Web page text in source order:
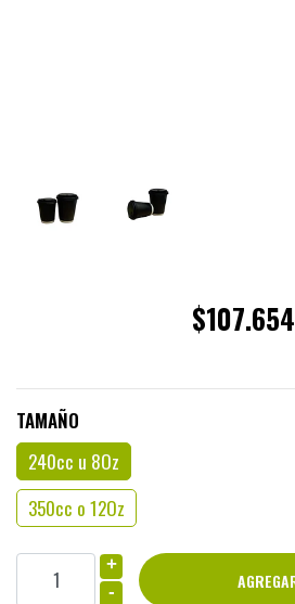
$107.654
TAMAÑO
240cc u 8Oz
350cc o 12Oz
+
-